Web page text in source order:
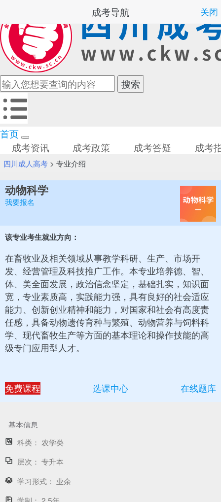
首页
成考资讯
成考政策 成考答疑 成考
四川成人高考> 专业介绍
动物科学
我要报名
该专业考生就业方向：
在畜牧业及相关领域从事教学科研、生产、市场开
发、经营管理及科技推广工作。本专业培养德、智、
体、美全面发展，政治信念坚定，基础扎实，知识面
宽，专业素质高，实践能力强，具有良好的社会适应
能力、创新创业精神和能力，对国家和社会有高度责
任感，具备动物遗传育种与繁殖、动物营养与饲料科
学、现代畜牧生产等方面的基本理论和操作技能的高
级专门应用型人才。
免费课程 选课中心 在线题库
基本信息
科类： 农学类
层次： 专升本
学习形式： 业余
成考导航 关闭